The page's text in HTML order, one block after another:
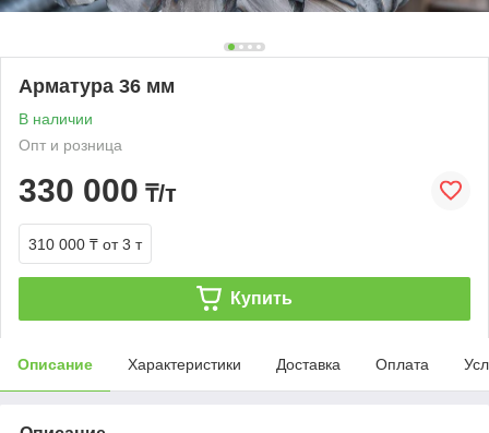
Арматура 36 мм
В наличии
Опт и розница
330 000 ₸/т
310 000 ₸ от 3 т
Купить
Описание Характеристики Доставка Оплата